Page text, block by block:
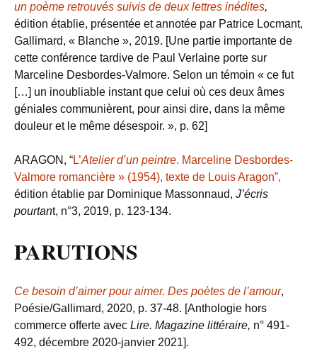
un poème retrouvés suivis de deux lettres inédites,
édition établie, présentée et annotée par Patrice Locmant,
Gallimard, « Blanche », 2019. [Une partie importante de
cette conférence tardive de Paul Verlaine porte sur
Marceline Desbordes-Valmore. Selon un témoin « ce fut
[…] un inoubliable instant que celui où ces deux âmes
géniales communièrent, pour ainsi dire, dans la même
douleur et le même désespoir. », p. 62]
ARAGON, “L’Atelier d’un peintre. Marceline Desbordes-
Valmore romancière » (1954), texte de Louis Aragon”,
édition établie par Dominique Massonnaud, J’écris
pourtant, n°3, 2019, p. 123-134.
PARUTIONS
Ce besoin d’aimer pour aimer. Des poètes de l’amour,
Poésie/Gallimard, 2020, p. 37-48. [Anthologie hors
commerce offerte avec Lire. Magazine littéraire, n° 491-
492, décembre 2020-janvier 2021].